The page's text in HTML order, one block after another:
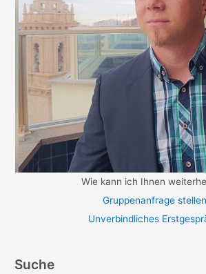
Wie kann ich Ihnen
Gruppenanfrage stellen
Unverbindliches
Suche